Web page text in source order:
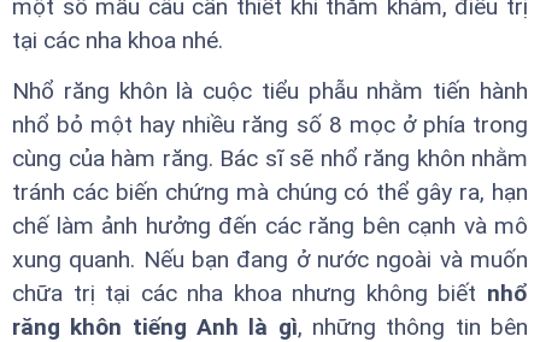
một số mẫu câu cần thiết khi thăm khám, điều trị
tại các nha khoa nhé.
Nhổ răng khôn là cuộc tiểu phẫu nhằm tiến hành
nhổ bỏ một hay nhiều răng số 8 mọc ở phía trong
cùng của hàm răng. Bác sĩ sẽ nhổ răng khôn nhằm
tránh các biến chứng mà chúng có thể gây ra, hạn
chế làm ảnh hưởng đến các răng bên cạnh và mô
xung quanh. Nếu bạn đang ở nước ngoài và muốn
chữa trị tại các nha khoa nhưng không biết nhổ
răng khôn tiếng Anh là gì, những thông tin bên